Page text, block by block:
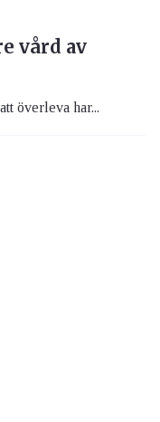
vård av
överleva har...